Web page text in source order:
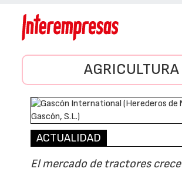
AGRICULTURA
ACTUALIDAD
El mercado de tractores